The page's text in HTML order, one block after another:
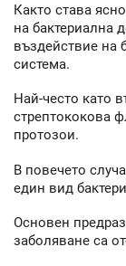
Както става
на бактериална
въздействие на
система.
Най-често като
стрептококова
протозои.
В повечето
един вид
Основен
заболяване са